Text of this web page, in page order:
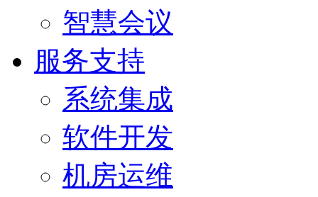
智慧会议
服务支持
系统集成
软件开发
机房运维